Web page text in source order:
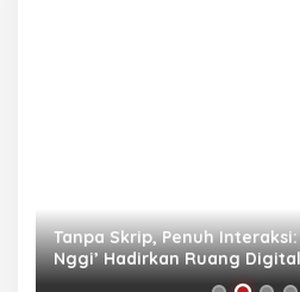
Tanpa Skrip, Penuh
Nggi’ Hadirkan Ruang
Sendiri